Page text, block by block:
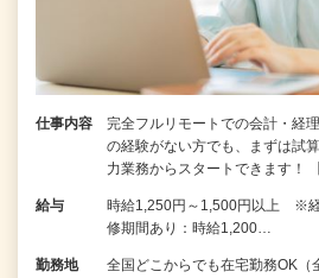
仕事内容
完全フルリモートでの会計・経
の経験がない⽅でも、まずは試
⼒業務からスタートできます！
給与
時給1,250円～1,500円以上 ※
修期間あり：時給1,200…
勤務地
全国どこからでも在宅勤務OK（